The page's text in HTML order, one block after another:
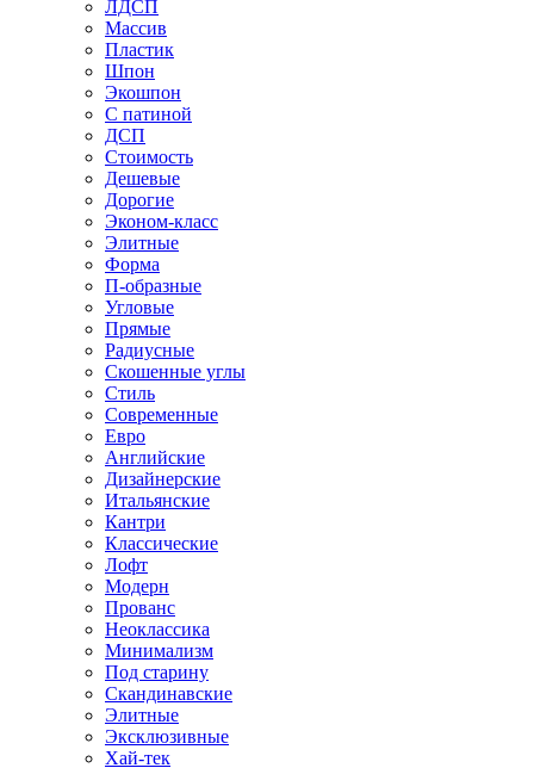
ЛДСП
Массив
Пластик
Шпон
Экошпон
С патиной
ДСП
Стоимость
Дешевые
Дорогие
Эконом-класс
Элитные
Форма
П-образные
Угловые
Прямые
Радиусные
Скошенные углы
Стиль
Современные
Евро
Английские
Дизайнерские
Итальянские
Кантри
Классические
Лофт
Модерн
Прованс
Неоклассика
Минимализм
Под старину
Скандинавские
Элитные
Эксклюзивные
Хай-тек